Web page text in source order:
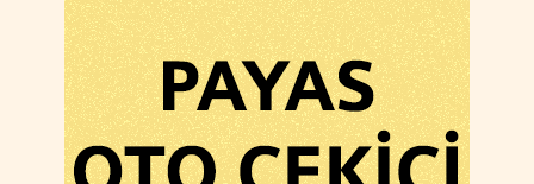
Hatay oto kurtarma hizmetleri, sadece acil yol yardımıyla sınırlı
değildir. Planlı araç taşıma, özel çekici hizmetleri, oto transfer ve
araç nakliyesi gibi farklı çözümler sunulmaktadır. Payas
bölgesinde çekici fiyatları, hizmetin kapsamına ve mesafeye
göre değişse de, her bütçeye uygun seçenekler mevcuttur.
Uygun fiyatlı oto kurtarma ve payas çekici hizmeti ile aracınız